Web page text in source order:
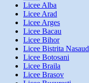
Licee Alba
Licee Arad
Licee Arges
Licee Bacau
Licee Bihor
Licee Bistrita Nasaud
Licee Botosani
Licee Braila
Licee Brasov